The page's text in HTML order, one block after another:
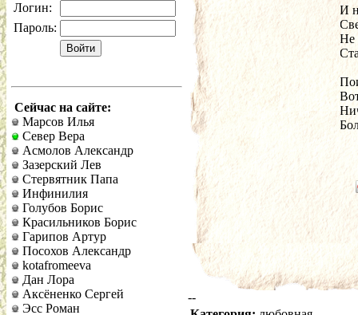
Логин:
Пароль:
Сейчас на сайте:
Марсов Илья
Север Вера
Асмолов Александр
Зазерский Лев
Стервятник Папа
Инфинилия
Голубов Борис
Красильников Борис
Гарипов Артур
Посохов Александр
kotafromeeva
Дан Лора
Аксёненко Сергей
Эсс Роман
И
Не
--